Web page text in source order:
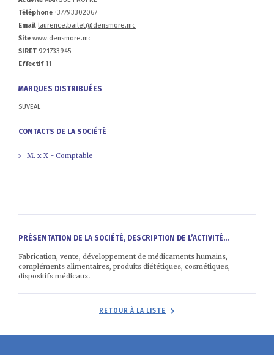
Téléphone +37793302067
Email laurence.bailet@densmore.mc
Site www.densmore.mc
SIRET 921733945
Effectif11
MARQUES DISTRIBUÉES
SUVEAL
CONTACTS DE LA SOCIÉTÉ
M. x X - Comptable
PRÉSENTATION DE LA SOCIÉTÉ, DESCRIPTION DE L’ACTIVITÉ...
Fabrication, vente, développement de médicaments humains,
compléments alimentaires, produits diététiques, cosmétiques,
dispositifs médicaux.
RETOUR À LA LISTE